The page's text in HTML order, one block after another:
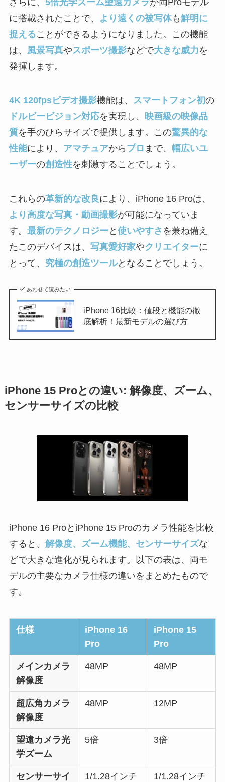
に搭載されたことで、
より遠くの被写体も鮮明に
捉えることができるようになりました。この機能
は、
風景写真やスポーツ撮影などで大きな威力 を
発揮します。
4K 120fpsビデオ撮影機能は、 スマートフォン初の
ドルビービジョン対応を実現し、 映画級の映像品
質を手のひらサイズで提供します。この驚異的な
性能により、 アマチュアから プロ まで、 幅広いユ
ーザーの創造性を刺激することでしょう。
これらの革新的な改良により、iPhone 16 Proは、
より高度な写真・動画撮影が可能になっていま
す。 最新のテクノロジー と 使いやすさ を兼ね備え
たこのデバイスは、 写真愛好家やクリエイターに
とって、 究極の創造ツールとなることでしょう。
あわせて読みたい
iPhone 16比較：値段と機能の徹
底解析！最新モデルの選び方
iPhone 15 Proとの違い: 解像度、ズーム、
センサーサイズの比較
iPhone 16 ProとiPhone 15 Proのカメラ性能を比較
すると、 解像度、ズーム機能、センサーサイズな
どで大きな進化が見られます。以下の表は、両モ
デルの主要なカメラ仕様の違いをまとめたもので
す。
仕様
iPhone 16
Pro
iPhone 15
Pro
メインカメラ
解像度
48MP 48MP
超広角カメラ
解像度
48MP 12MP
望遠カメラ光
学ズーム
5倍 3倍
センサーサイ
1/1.28インチ
1/1.28インチ